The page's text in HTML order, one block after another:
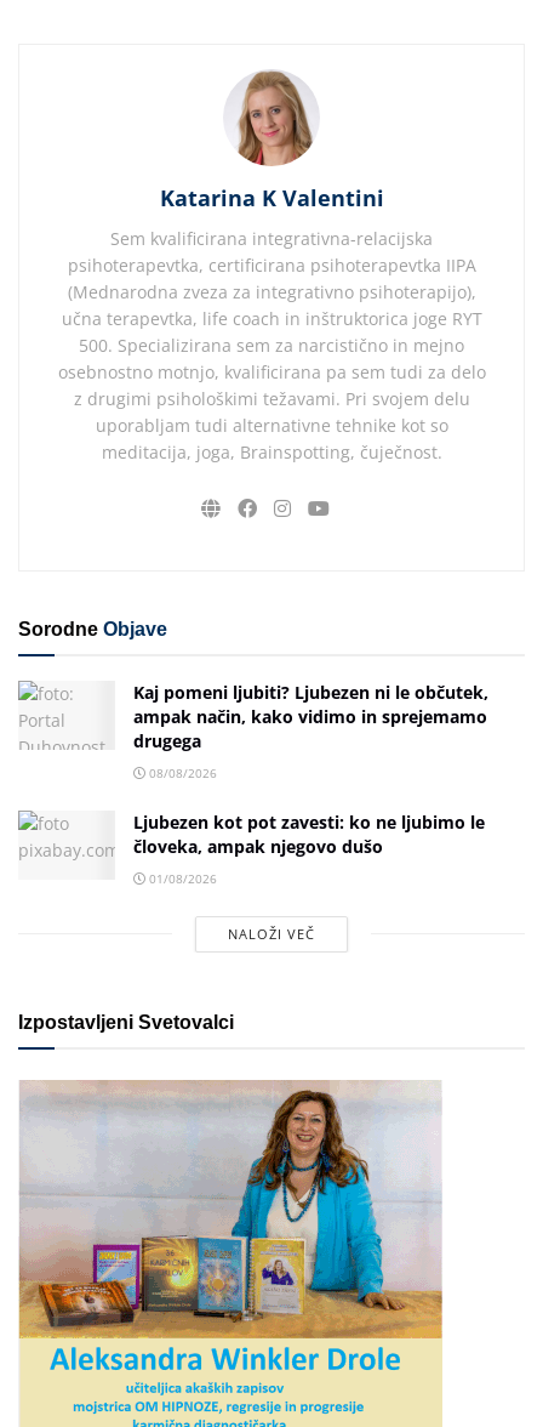
Katarina K Valentini
Sem kvalificirana integrativna-relacijska
psihoterapevtka, certificirana psihoterapevtka IIPA
(Mednarodna zveza za integrativno psihoterapijo),
učna terapevtka, life coach in inštruktorica joge RYT
500. Specializirana sem za narcistično in mejno
osebnostno motnjo, kvalificirana pa sem tudi za delo
z drugimi psihološkimi težavami. Pri svojem delu
uporabljam tudi alternativne tehnike kot so
meditacija, joga, Brainspotting, čuječnost.
Sorodne Objave
Kaj pomeni ljubiti? Ljubezen ni le občutek,
ampak način, kako vidimo in sprejemamo
drugega
08/08/2026
Ljubezen kot pot zavesti: ko ne ljubimo le
človeka, ampak njegovo dušo
01/08/2026
NALOŽI VEČ
Izpostavljeni Svetovalci